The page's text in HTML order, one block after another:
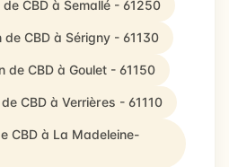
CBD à Semallé - 61250
CBD à Sérigny - 61130
de CBD à Goulet - 61150
CBD à Verrières - 61110
CBD à La Madeleine-